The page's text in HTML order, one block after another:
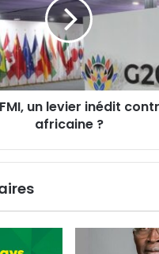
un levier inédit
africaine ?